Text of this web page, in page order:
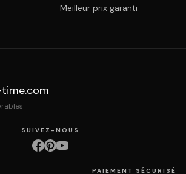
Meilleur prix garanti
SUIVEZ-NOUS
PAIEMENT SÉCURISÉ